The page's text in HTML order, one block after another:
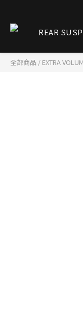
REAR
全部商品 / EXTRA